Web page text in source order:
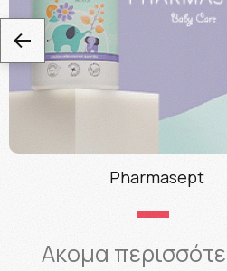
Pharmasept
Ακομα